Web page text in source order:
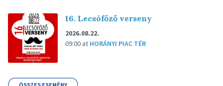
16. Lecsófőző verseny
2026.08.22.
09:00 at HORÁNYI PIAC TÉR